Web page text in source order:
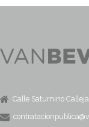
Calle Saturnino